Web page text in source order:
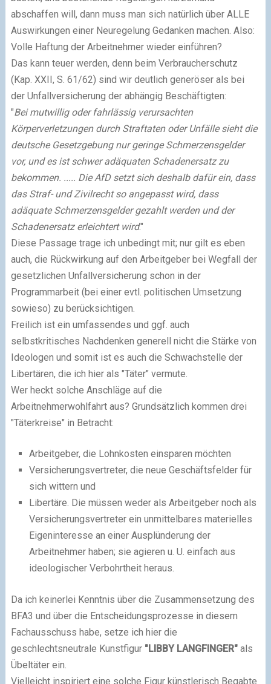
abschaffen will, dann muss man sich natürlich über ALLE
Auswirkungen einer Neuregelung Gedanken machen. Also:
Volle Haftung der Arbeitnehmer wieder einführen?
Das kann teuer werden, denn beim Verbraucherschutz
(Kap. XXII, S. 61/62) sind wir deutlich generöser als bei
der Unfallversicherung der abhängig Beschäftigten:
"Bei mutwillig oder fahrlässig verursachten
Körperverletzungen durch Straftaten oder Unfälle sieht die
deutsche Gesetzgebung nur geringe Schmerzensgelder
vor, und es ist schwer adäquaten Schadenersatz zu
bekommen. ..... Die AfD setzt sich deshalb dafür ein, dass
das Straf- und Zivilrecht so angepasst wird, dass
adäquate Schmerzensgelder gezahlt werden und der
Schadenersatz erleichtert wird."
Diese Passage trage ich unbedingt mit; nur gilt es eben
auch, die Rückwirkung auf den Arbeitgeber bei Wegfall der
gesetzlichen Unfallversicherung schon in der
Programmarbeit (bei einer evtl. politischen Umsetzung
sowieso) zu berücksichtigen.
Freilich ist ein umfassendes und ggf. auch
selbstkritisches Nachdenken generell nicht die Stärke von
Ideologen und somit ist es auch die Schwachstelle der
Libertären, die ich hier als "Täter" vermute.
Wer heckt solche Anschläge auf die
Arbeitnehmerwohlfahrt aus? Grundsätzlich kommen drei
"Täterkreise" in Betracht:
Arbeitgeber, die Lohnkosten einsparen möchten
Versicherungsvertreter, die neue Geschäftsfelder für
sich wittern und
Libertäre. Die müssen weder als Arbeitgeber noch als
Versicherungsvertreter ein unmittelbares materielles
Eigeninteresse an einer Ausplünderung der
Arbeitnehmer haben; sie agieren u. U. einfach aus
ideologischer Verbohrtheit heraus.
Da ich keinerlei Kenntnis über die Zusammensetzung des
BFA3 und über die Entscheidungsprozesse in diesem
Fachausschuss habe, setze ich hier die
geschlechtsneutrale Kunstfigur "LIBBY LANGFINGER"als
Übeltäter ein.
Vielleicht inspiriert eine solche Figur künstlerisch Begabte